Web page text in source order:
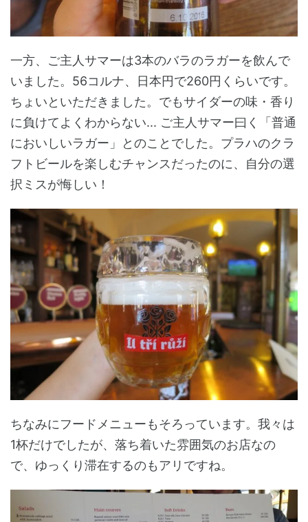
一方、ご主人サマーは3本のバラのラガーを飲んで
いました。56コルナ、日本円で260円くらいです。
ちょいといただきました。でもサイダーの味・香り
に負けてよくわからない... ご主人サマー曰く「普通
においしいラガー」とのことでした。プラハのクラ
フトビールを楽しむチャンスだったのに、自分の選
択ミスが悔しい！
ちなみにフードメニューもそろっています。我々は
1杯だけでしたが、落ち着いた雰囲気のお店なの
で、ゆっくり滞在するのもアリですね。